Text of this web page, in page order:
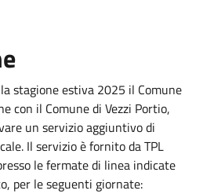
stagione estiva 2025 il Comune
con il Comune di Vezzi Portio,
un servizio aggiuntivo di
Il servizio è fornito da TPL
le fermate di linea indicate
per le seguenti giornate: